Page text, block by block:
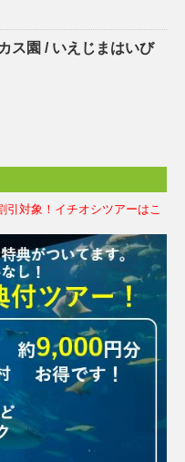
ス園 / いえじまはいび
引対象！イチオシツアーはこ